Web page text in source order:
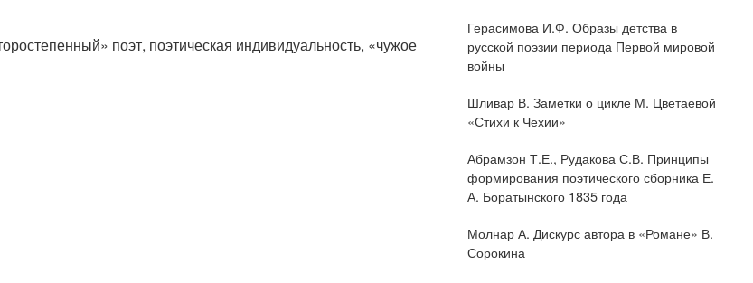
поэт, поэтическая индивидуальность, «чужое
Герасимова И.Ф. Образы детства в
русской поэзии периода Первой мировой
войны
Шливар В. Заметки о цикле М. Цветаевой
«Стихи к Чехии»
Абрамзон Т.Е., Рудакова С.В. Принципы
формирования поэтического сборника Е.
А. Боратынского 1835 года
Молнар А. Дискурс автора в «Романе» В.
Сорокина